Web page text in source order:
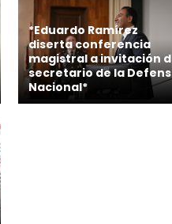
*Eduardo Ramírez
diserta conferencia
magistral a invitación
secretario de la
Nacional*